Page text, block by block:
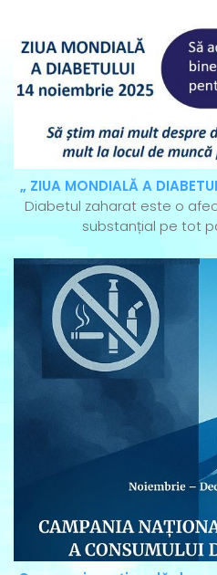
„ ZIUA MONDIALĂ A
Diabetul zaharat este o
substanțial pe tot